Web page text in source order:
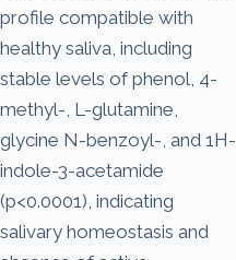
profile compatible with
healthy saliva, including
stable levels of phenol, 4-
methyl-, L-glutamine,
glycine N-benzoyl-, and 1H-
indole-3-acetamide
(p<0.0001), indicating
salivary homeostasis and